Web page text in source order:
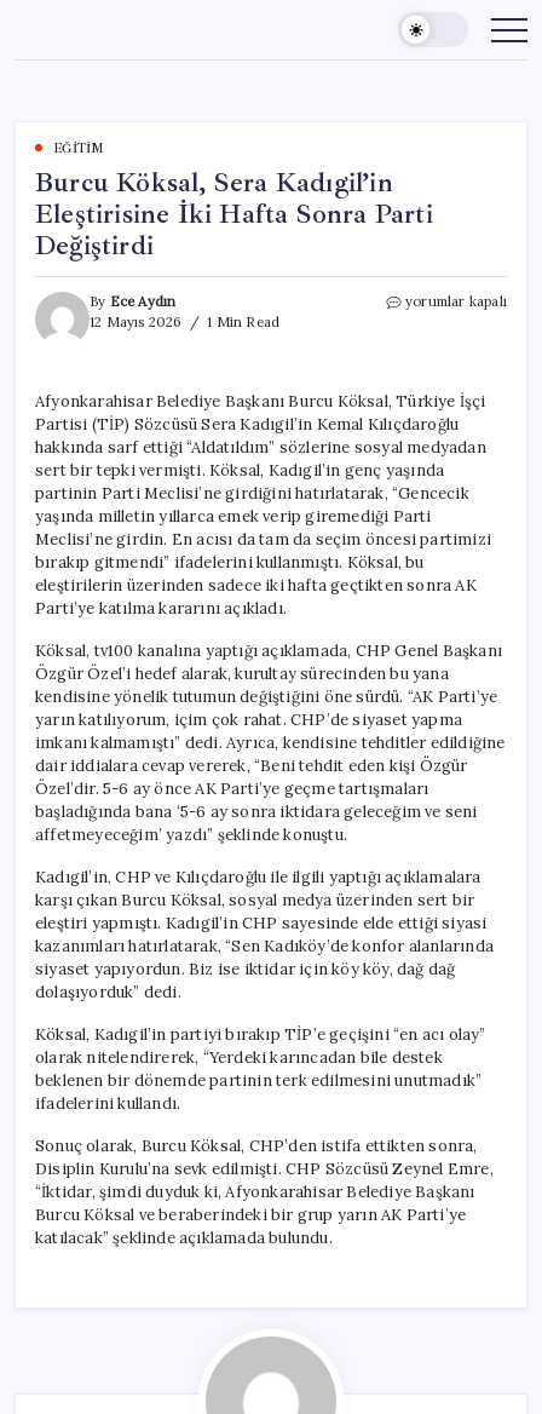
content
EĞITIM
Burcu Köksal, Sera Kadıgil’in
Eleştirisine İki Hafta Sonra Parti
Değiştirdi
By Ece Aydın
12 Mayıs 2026
1 Min Read
Burcu
İki
Hafta
Sonra
Parti
Değiştirdi
yorumlar kapalı
Afyonkarahisar Belediye Başkanı Burcu Köksal, Türkiye İşçi
Partisi (TİP) Sözcüsü Sera Kadıgil’in Kemal Kılıçdaroğlu
hakkında sarf ettiği “Aldatıldım” sözlerine sosyal medyadan
sert bir tepki vermişti. Köksal, Kadıgil’in genç yaşında
partinin Parti Meclisi’ne girdiğini hatırlatarak, “Gencecik
yaşında milletin yıllarca emek verip giremediği Parti
Meclisi’ne girdin. En acısı da tam da seçim öncesi partimizi
bırakıp gitmendi” ifadelerini kullanmıştı. Köksal, bu
eleştirilerin üzerinden sadece iki hafta geçtikten sonra AK
Parti’ye katılma kararını açıkladı.
Köksal, tv100 kanalına yaptığı açıklamada, CHP Genel Başkanı
Özgür Özel’i hedef alarak, kurultay sürecinden bu yana
kendisine yönelik tutumun değiştiğini öne sürdü. “AK Parti’ye
yarın katılıyorum, içim çok rahat. CHP’de siyaset yapma
imkanı kalmamıştı” dedi. Ayrıca, kendisine tehditler edildiğine
dair iddialara cevap vererek, “Beni tehdit eden kişi Özgür
Özel’dir. 5-6 ay önce AK Parti’ye geçme tartışmaları
başladığında bana ‘5-6 ay sonra iktidara geleceğim ve seni
affetmeyeceğim’ yazdı” şeklinde konuştu.
Kadıgil’in, CHP ve Kılıçdaroğlu ile ilgili yaptığı açıklamalara
karşı çıkan Burcu Köksal, sosyal medya üzerinden sert bir
eleştiri yapmıştı. Kadıgil’in CHP sayesinde elde ettiği siyasi
kazanımları hatırlatarak, “Sen Kadıköy’de konfor alanlarında
siyaset yapıyordun. Biz ise iktidar için köy köy, dağ dağ
dolaşıyorduk” dedi.
Köksal, Kadıgil’in partiyi bırakıp TİP’e geçişini “en acı olay”
olarak nitelendirerek, “Yerdeki karıncadan bile destek
beklenen bir dönemde partinin terk edilmesini unutmadık”
ifadelerini kullandı.
Sonuç olarak, Burcu Köksal, CHP’den istifa ettikten sonra,
Disiplin Kurulu’na sevk edilmişti. CHP Sözcüsü Zeynel Emre,
“İktidar, şimdi duyduk ki, Afyonkarahisar Belediye Başkanı
Burcu Köksal ve beraberindeki bir grup yarın AK Parti’ye
katılacak” şeklinde açıklamada bulundu.